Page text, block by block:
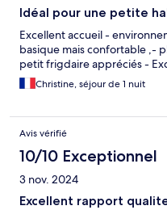
Idéal pour une petite
Excellent accueil -
basique mais confortable ,-
petit frigdaire appréciés -
Christine, séjour de 1 nuit
Avis vérifié
10/10 Exceptionnel
3 nov. 2024
Excellent rapport